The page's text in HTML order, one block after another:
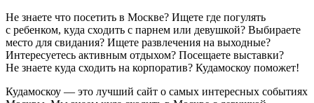
Не знаете что посетить в Москве? Ищете где погулять
с ребенком, куда сходить с парнем или девушкой? Выбираете
место для свидания? Ищете развлечения на выходные?
Интересуетесь активным отдыхом? Посещаете выставки?
Не знаете куда сходить на корпоратив? Кудамоскоу поможет!
Кудамоскоу — это лучший сайт о самых интересных событиях